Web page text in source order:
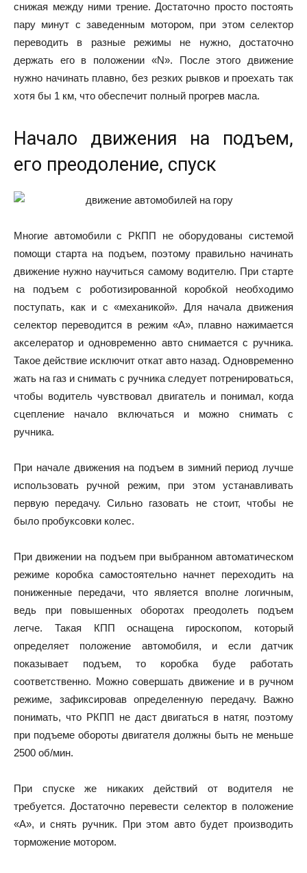
снижая между ними трение. Достаточно просто постоять
пару минут с заведенным мотором, при этом селектор
переводить в разные режимы не нужно, достаточно
держать его в положении «N». После этого движение
нужно начинать плавно, без резких рывков и проехать так
хотя бы 1 км, что обеспечит полный прогрев масла.
Начало движения на подъем,
его преодоление, спуск
Многие автомобили с РКПП не оборудованы системой
помощи старта на подъем, поэтому правильно начинать
движение нужно научиться самому водителю. При старте
на подъем с роботизированной коробкой необходимо
поступать, как и с «механикой». Для начала движения
селектор переводится в режим «А», плавно нажимается
акселератор и одновременно авто снимается с ручника.
Такое действие исключит откат авто назад. Одновременно
жать на газ и снимать с ручника следует потренироваться,
чтобы водитель чувствовал двигатель и понимал, когда
сцепление начало включаться и можно снимать с
ручника.
При начале движения на подъем в зимний период лучше
использовать ручной режим, при этом устанавливать
первую передачу. Сильно газовать не стоит, чтобы не
было пробуксовки колес.
При движении на подъем при выбранном автоматическом
режиме коробка самостоятельно начнет переходить на
пониженные передачи, что является вполне логичным,
ведь при повышенных оборотах преодолеть подъем
легче. Такая КПП оснащена гироскопом, который
определяет положение автомобиля, и если датчик
показывает подъем, то коробка буде работать
соответственно. Можно совершать движение и в ручном
режиме, зафиксировав определенную передачу. Важно
понимать, что РКПП не даст двигаться в натяг, поэтому
при подъеме обороты двигателя должны быть не меньше
2500 об/мин.
При спуске же никаких действий от водителя не
требуется. Достаточно перевести селектор в положение
«А», и снять ручник. При этом авто будет производить
торможение мотором.